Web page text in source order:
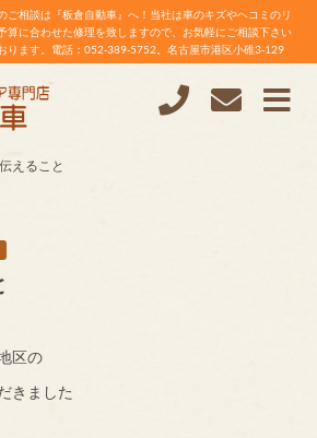
ご相談は『板倉自動車』へ！当社は車のキズやヘコミのリ
算に合わせた修理を致しますので、お気軽にご相談下さい
ります。電話：052-389-5752。名古屋市港区小碓3-129
伝えること
区の
きました